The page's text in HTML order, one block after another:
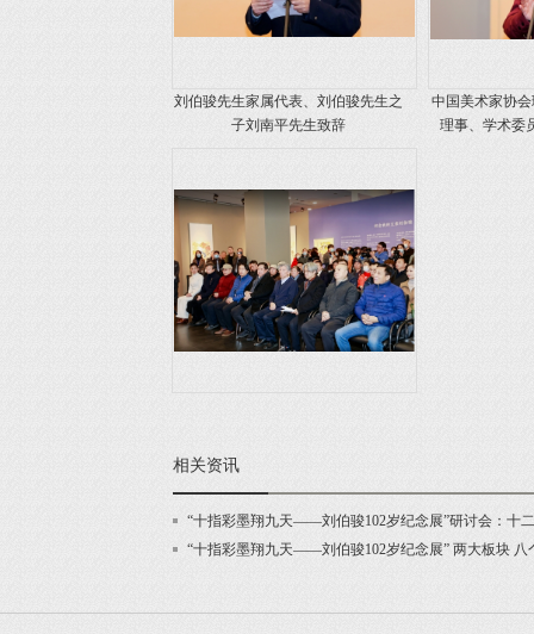
刘伯骏先生家属代表、刘伯骏先生之
子刘南平先生致辞
中国美术家协
理事、学术委
相关资讯
“十指彩墨翔九天——刘伯骏102岁纪念展”研讨会：十
“十指彩墨翔九天——刘伯骏102岁纪念展” 两大板块